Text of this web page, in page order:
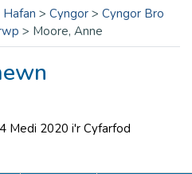
Hafan > Cyngor > Cyngor Bro
> Moore, Anne
Medi 2020 i'r Cyfarfod